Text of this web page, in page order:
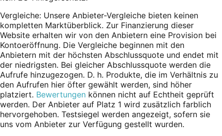
Vergleiche: Unsere Anbieter-Vergleiche bieten keinen
kompletten Marktüberblick. Zur Finanzierung dieser
Website erhalten wir von den Anbietern eine Provision bei
Kontoeröffnung. Die Vergleiche beginnen mit den
Anbietern mit der höchsten Abschlussquote und endet mit
der niedrigsten. Bei gleicher Abschlussquote werden die
Aufrufe hinzugezogen. D. h. Produkte, die im Verhältnis zu
den Aufrufen hier öfter gewählt werden, sind höher
platziert. Bewertungen können nicht auf Echtheit geprüft
werden. Der Anbieter auf Platz 1 wird zusätzlich farblich
hervorgehoben. Testsiegel werden angezeigt, sofern sie
uns vom Anbieter zur Verfügung gestellt wurden.